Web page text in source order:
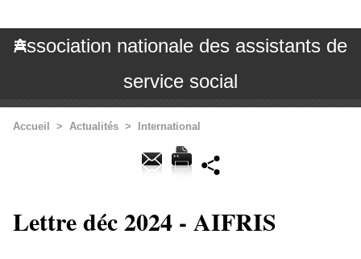
Association nationale des assistants de
service social
Accueil > Actualités > International
Lettre déc 2024 - AIFRIS